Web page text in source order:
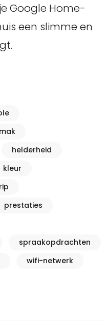
Google Home-
een slimme en
helderheid
kleur
prestaties
spraakopdrachten
wifi-netwerk